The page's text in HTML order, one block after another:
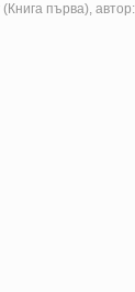
(Книга първа),